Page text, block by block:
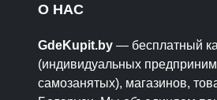
О НАС
GdeKupit.by — бесплатный
(индивидуальных
самозанятых), магазинов,